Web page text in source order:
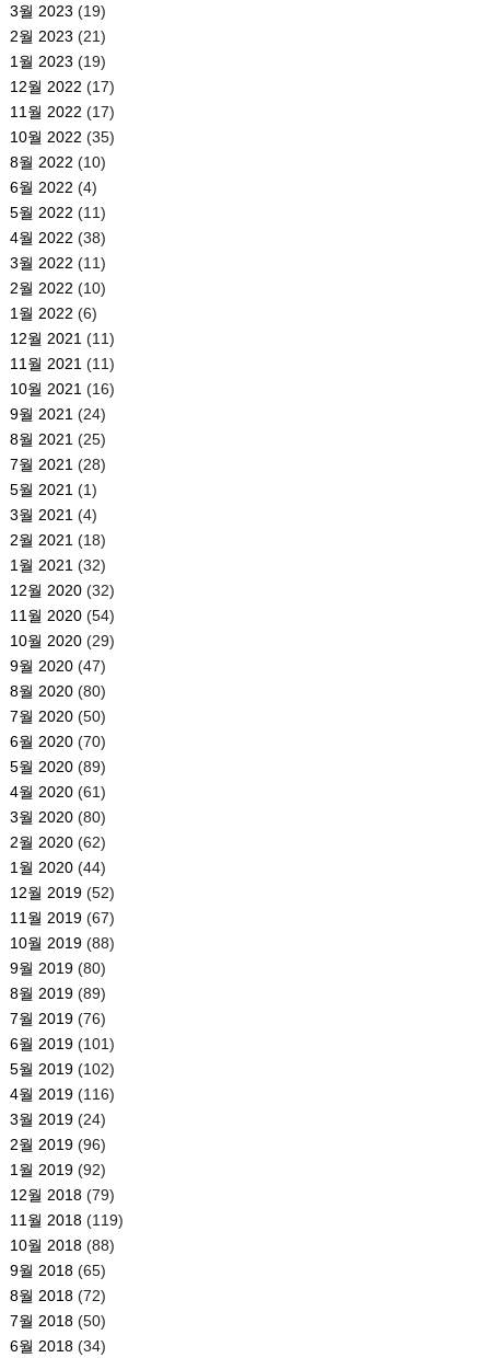
3월 2023 (19)
2월 2023 (21)
1월 2023 (19)
12월 2022 (17)
11월 2022 (17)
10월 2022 (35)
8월 2022 (10)
6월 2022 (4)
5월 2022 (11)
4월 2022 (38)
3월 2022 (11)
2월 2022 (10)
1월 2022 (6)
12월 2021 (11)
11월 2021 (11)
10월 2021 (16)
9월 2021 (24)
8월 2021 (25)
7월 2021 (28)
5월 2021 (1)
3월 2021 (4)
2월 2021 (18)
1월 2021 (32)
12월 2020(32)
11월 2020(54)
10월 2020(29)
9월 2020(47)
8월 2020(80)
7월 2020(50)
6월 2020(70)
5월 2020(89)
4월 2020(61)
3월 2020(80)
2월 2020(62)
1월 2020(44)
12월 2019(52)
11월 2019(67)
10월 2019(88)
9월 2019(80)
8월 2019(89)
7월 2019(76)
6월 2019(101)
5월 2019(102)
4월 2019(116)
3월 2019(24)
2월 2019(96)
1월 2019(92)
12월 2018(79)
11월 2018(119)
10월 2018(88)
9월 2018(65)
8월 2018(72)
7월 2018(50)
6월 2018(34)